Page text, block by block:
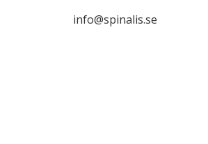
info@spinalis.se